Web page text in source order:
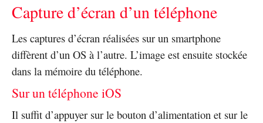
Capture d’écran d’un téléphone
Les captures d’écran réalisées sur un smartphone
diffèrent d’un OS à l’autre. L’image est ensuite stockée
dans la mémoire du téléphone.
Sur un téléphone iOS
Il suffit d’appuyer sur le bouton d’alimentation et sur le